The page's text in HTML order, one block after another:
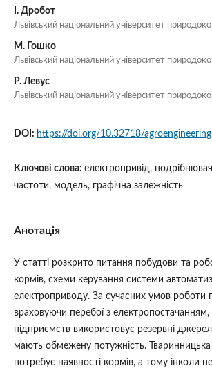
І. Дробот
Львівський національний університет
М. Гошко
Львівський національний університет
Р. Левус
Львівський національний університет
DOI: https://doi.org/10.32718/
Ключові слова: електропривід,
частоти, модель, графічна залежність
Анотація
У статті розкрито питання побудови та
кормів, схеми керування системи
електроприводу. За сучасних умов роботи
враховуючи перебої з електропостачанням,
підприємств використовує резервні
мають обмежену потужність. Тваринницька
потребує наявності кормів, а тому інколи